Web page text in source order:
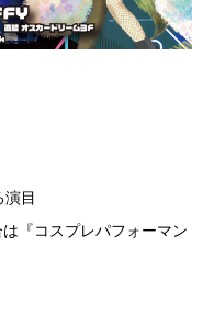
目
『コスプレパフォーマン